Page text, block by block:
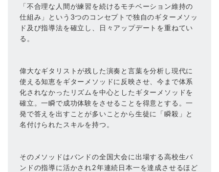
「不合理な人間が練習を続けるモチベーション維持の
仕組み」という3つのコンセプトで独自のギターメソッ
ド及び指導法を確立し、日々アップデートを重ねてい
る。
偉大なギタリストが残した演奏と言葉を分析し現代に
使える知恵をギターメソッドに反映させ、今まで体系
化されなかったリズムを中心としたギターメソッドを
確立。一瞬で成功体験をさせることを得意とする。一
発で答えを出すことが多いことから生徒に「瞬殺」と
名付けられたスキルを持つ。
そのメソッドはバンドの全国大会に出場する高校生バ
ンドの指導に活かされ2年連続日本一を達成させるほど